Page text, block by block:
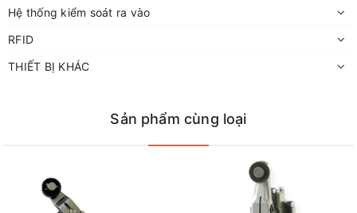
Hệ thống kiểm soát ra vào
RFID
THIẾT BỊ KHÁC
Sản phẩm cùng loại